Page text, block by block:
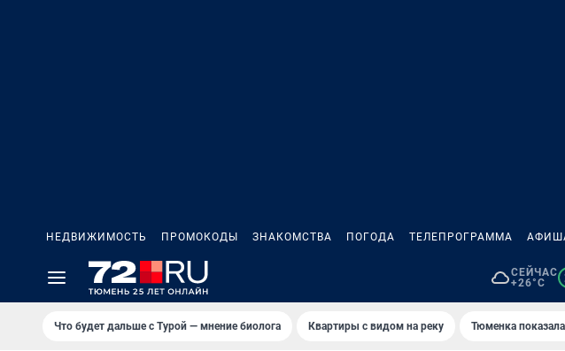
НЕДВИЖИМОСТЬ ПРОМОКОДЫ ЗНАКОМСТВА ПОГОДА ТЕЛЕПРОГРАММА
СЕЙЧАС
+26°C
Что будет дальше с Турой — мнение биолога Квартиры с видом на реку Тюменка